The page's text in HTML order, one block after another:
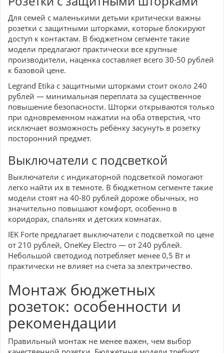
Для семей с маленькими детьми критически важны
розетки с защитными шторками, которые блокируют
доступ к контактам. В бюджетном сегменте такие
модели предлагают практически все крупные
производители, наценка составляет всего 30-50 рублей
к базовой цене.
Legrand Etika с защитными шторками стоит около 240
рублей — минимальная переплата за существенное
повышение безопасности. Шторки открываются только
при одновременном нажатии на оба отверстия, что
исключает возможность ребёнку засунуть в розетку
посторонний предмет.
Выключатели с подсветкой
Выключатели с индикаторной подсветкой помогают
легко найти их в темноте. В бюджетном сегменте такие
модели стоят на 40-80 рублей дороже обычных, но
значительно повышают комфорт, особенно в
коридорах, спальнях и детских комнатах.
IEK Forte предлагает выключатели с подсветкой по цене
от 210 рублей, OneKey Electro — от 240 рублей.
Небольшой светодиод потребляет менее 0,5 Вт и
практически не влияет на счета за электричество.
Монтаж бюджетных
розеток: особенности и
рекомендации
Правильный монтаж не менее важен, чем выбор